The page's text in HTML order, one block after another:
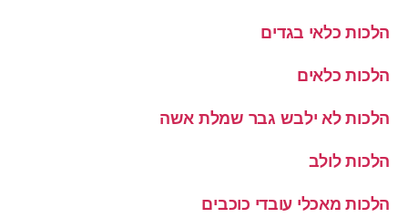
הלכות כלאי בגדים
הלכות כלאים
הלכות לא ילבש גבר שמלת אשה
הלכות לולב
הלכות מאכלי עובדי כוכבים